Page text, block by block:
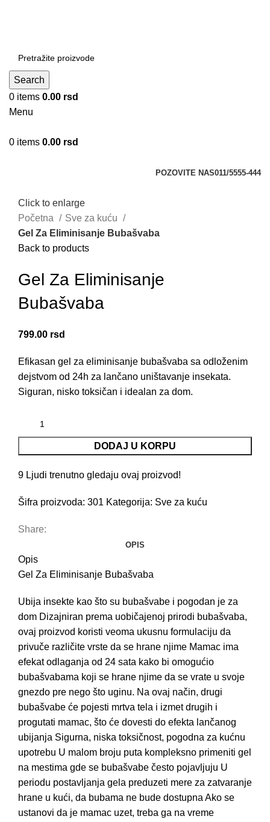
Search
0 items 0.00 rsd
Menu
0 items 0.00 rsd
POZOVITE NAS011/5555-444
Click to enlarge
Početna
Sve za kuću
Gel Za Eliminisanje Bubašvaba
Back to products
Gel Za Eliminisanje
Bubašvaba
799.00 rsd
Efikasan gel za eliminisanje bubašvaba sa odloženim
dejstvom od 24h za lančano uništavanje insekata.
Siguran, nisko toksičan i idealan za dom.
DODAJ U KORPU
9 Ljudi trenutno gledaju ovaj proizvod!
Šifra proizvoda: 301 Kategorija: Sve za kuću
Share:
OPIS
Opis
Gel Za Eliminisanje Bubašvaba
Ubija insekte kao što su bubašvabe i pogodan je za
dom Dizajniran prema uobičajenoj prirodi bubašvaba,
ovaj proizvod koristi veoma ukusnu formulaciju da
privuče različite vrste da se hrane njime Mamac ima
efekat odlaganja od 24 sata kako bi omogućio
bubašvabama koji se hrane njime da se vrate u svoje
gnezdo pre nego što uginu. Na ovaj način, drugi
bubašvabe će pojesti mrtva tela i izmet drugih i
progutati mamac, što će dovesti do efekta lančanog
ubijanja Sigurna, niska toksičnost, pogodna za kućnu
upotrebu U malom broju puta kompleksno primeniti gel
na mestima gde se bubašvabe često pojavljuju U
periodu postavljanja gela preduzeti mere za zatvaranje
hrane u kući, da bubama ne bude dostupna Ako se
ustanovi da je mamac uzet, treba ga na vreme